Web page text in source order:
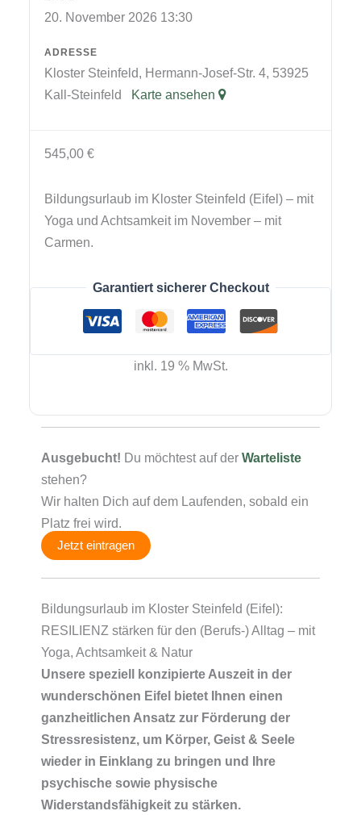
20. November 2026 13:30
ADRESSE
Kloster Steinfeld, Hermann-Josef-Str. 4, 53925
Kall-Steinfeld
Karte ansehen
545,00 €
inkl. 19 % MwSt.
Bildungsurlaub im Kloster Steinfeld (Eifel) – mit
Yoga und Achtsamkeit im November – mit
Carmen.
Garantiert sicherer Checkout
Ausgebucht! Du möchtest auf der Warteliste
stehen?
Wir halten Dich auf dem Laufenden, sobald ein
Platz frei wird.
Jetzt eintragen
Bildungsurlaub im Kloster Steinfeld (Eifel):
RESILIENZ stärken für den (Berufs-) Alltag – mit
Yoga, Achtsamkeit & Natur
Unsere speziell konzipierte Auszeit in der
wunderschönen Eifel bietet Ihnen einen
ganzheitlichen Ansatz zur Förderung der
Stressresistenz, um Körper, Geist & Seele
wieder in Einklang zu bringen und Ihre
psychische sowie physische
Widerstandsfähigkeit zu stärken.